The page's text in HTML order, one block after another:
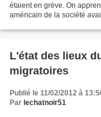
étaient en grève. On
américain de la société
L'état des lieux
migratoires
Publié le 11/02/2012 à
Par lechatnoir51